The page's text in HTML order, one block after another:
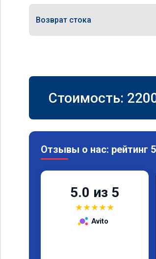
Возврат стока
Стоимость:
Отзывы о нас: рейтинг
5.0 из 5
★★★★★
Avito